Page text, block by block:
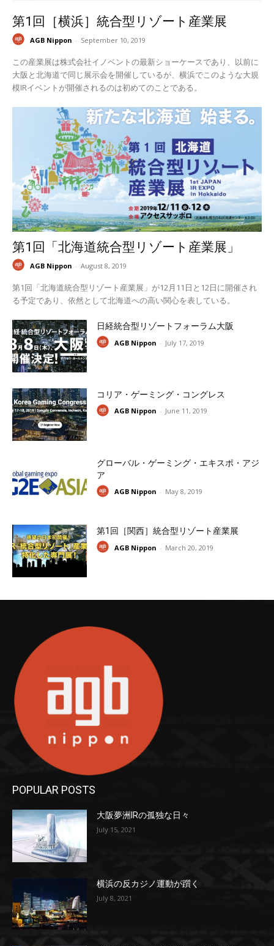
第1回［横浜］統合型リゾート産業展
AGB Nippon - September 10, 2019
この産業展は株式会社イノベントの最新ショーケースであり、以前に
大阪と北海道で同じ展示会を開催しているが、横浜でこのような大規
模IRイベントが開催されるのは初めてのことである。
第1回「北海道統合型リゾート産業展」
AGB Nippon - August 8, 2019
第1回「北海道統合型リゾート産業展」が12月11日と12日に開催され
る予定であり、依然として北海道への高い関心を表している。
日経統合型リゾートフォーラム大阪
AGB Nippon - July 17, 2019
コリア・ゲーミング・コングレス
AGB Nippon - June 11, 2019
グローバル・ゲーミング・エキスポ・アジ
ア
AGB Nippon - May 8, 2019
第1回［関西］統合型リゾート産業展
AGB Nippon - March 20, 2019
POPULAR POSTS
大阪夢洲IRの孤独な日々
July 15, 2021
横浜の反カジノ運動が躓く
July 8, 2021